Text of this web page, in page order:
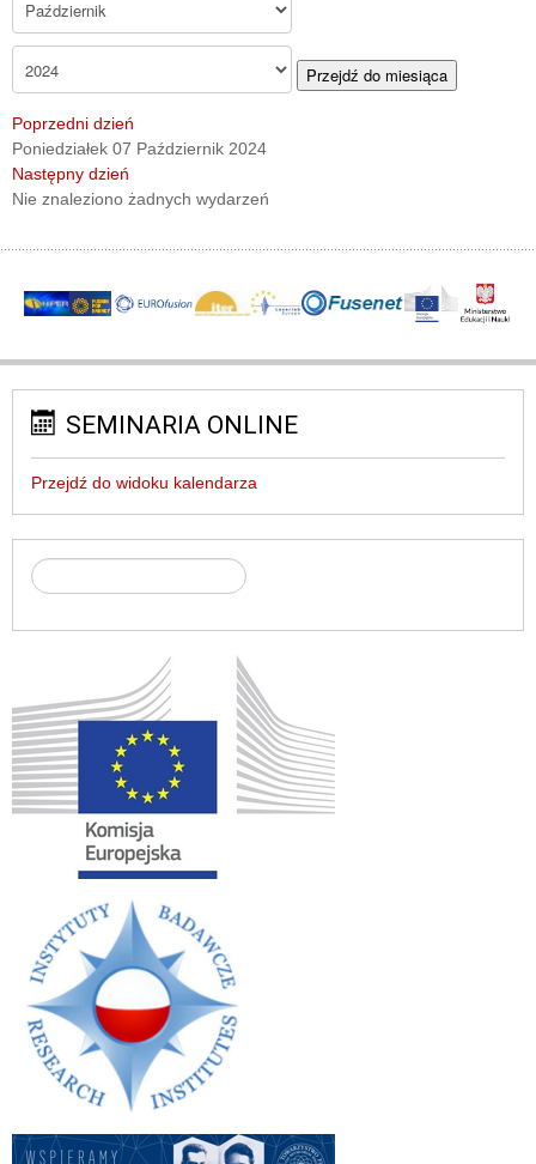
Przejdź do miesiąca
Poprzedni dzień
Poniedziałek 07 Październik 2024
Następny dzień
Nie znaleziono żadnych wydarzeń
SEMINARIA ONLINE
Przejdź do widoku kalendarza